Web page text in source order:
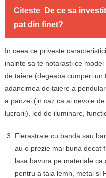
Citeste
De ce sa
pat din finet?
In ceea ce priveste
inainte sa te hotarasti ce
de taiere (degeaba cumperi
adancimea de taiere a
a panzei (in caz ca ai nevoie
lucrarii), led de iluminare,
Fierastraie cu banda sau
au o prezie mai buna decat
lasa bavura pe materiale
pentru a taia lemn, metal si